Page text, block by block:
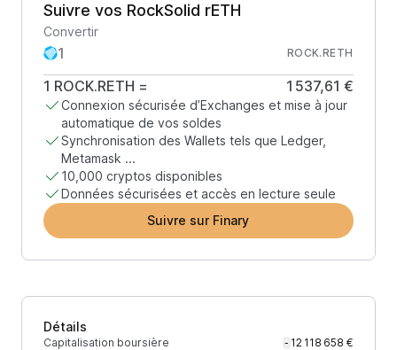
Suivre vos RockSolid rETH
Convertir
ROCK.RETH
1 ROCK.RETH = 1 537,61 €
Connexion sécurisée d’Exchanges et mise à jour
automatique de vos soldes
Synchronisation des Wallets tels que Ledger,
Metamask ...
10,000 cryptos disponibles
Données sécurisées et accès en lecture seule
Suivre sur Finary
Détails
Capitalisation boursière - 12 118 658 €